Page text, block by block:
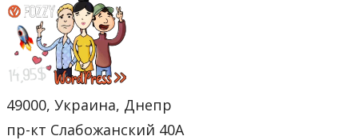
49000, Украина, Днепр
пр-кт Слабожанский 40А